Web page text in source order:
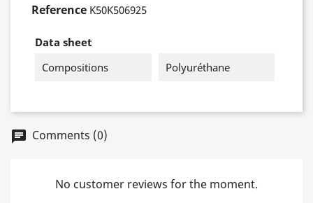
Reference K50K506925
Data sheet
Compositions
Polyuréthane
chat Comments (0)
No customer reviews for the moment.